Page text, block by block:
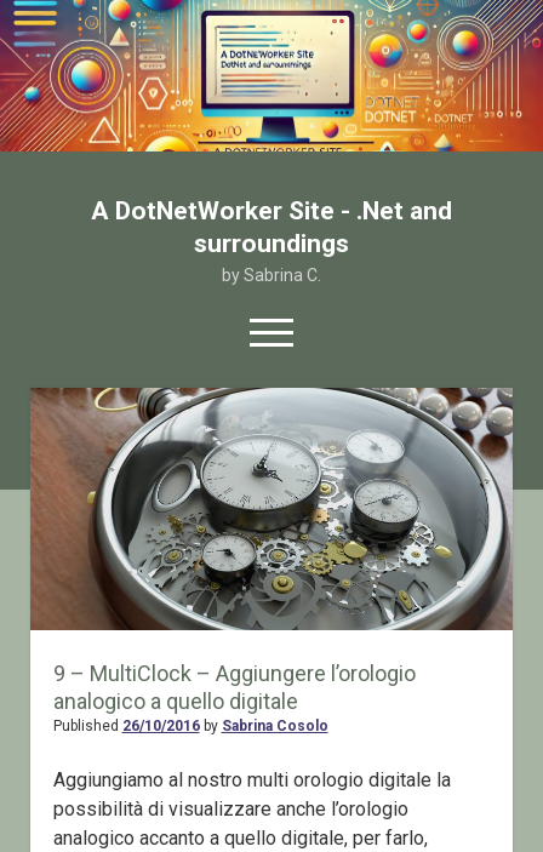
A DotNetWorker Site - .Net and
surroundings
by Sabrina C.
open
menu
twitterfacebook
email-form
Home
Chi sono
Contatto
9 – MultiClock – Aggiungere l’orologio
analogico a quello digitale
Published 26/10/2016by Sabrina Cosolo
Aggiungiamo al nostro multi orologio digitale la
possibilità di visualizzare anche l’orologio
analogico accanto a quello digitale, per farlo,